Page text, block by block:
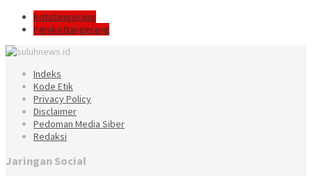
Kotatangerang
Pemkottangerang
Indeks
Kode Etik
Privacy Policy
Disclaimer
Pedoman Media Siber
Redaksi
Jaringan Social